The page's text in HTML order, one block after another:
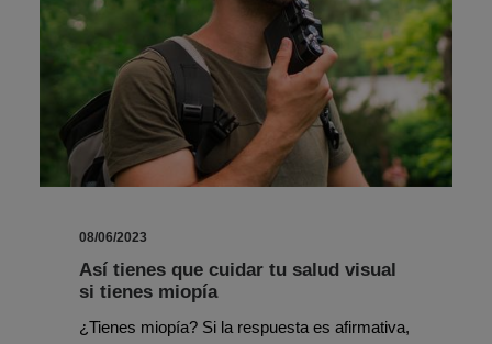
08/06/2023
Así tienes que cuidar tu salud visual
si tienes miopía
¿Tienes miopía? Si la respuesta es afirmativa,